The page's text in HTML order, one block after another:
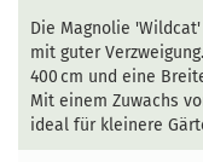
Die Magnolie
mit guter
400 cm und eine
Mit einem Zuwachs
ideal für kleinere